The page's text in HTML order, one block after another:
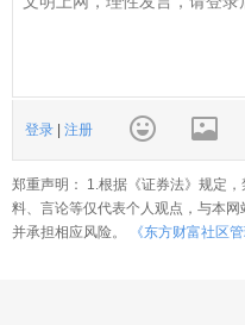
登录 注册
郑重声明： 1.根据《证券法》规定
料、言论等仅代表个人观点，与本
并承担相应风险。
《东方财富社区